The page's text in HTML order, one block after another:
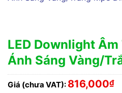
LED Downlight
Ánh Sáng Vàng/
Giá (chưa VAT): 816,000₫